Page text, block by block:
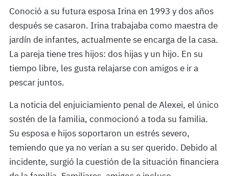
Conoció a su futura esposa Irina en 1993 y dos años
después se casaron. Irina trabajaba como maestra de
jardín de infantes, actualmente se encarga de la casa.
La pareja tiene tres hijos: dos hijas y un hijo. En su
tiempo libre, les gusta relajarse con amigos e ir a
pescar juntos.
La noticia del enjuiciamiento penal de Alexei, el único
sostén de la familia, conmocionó a toda su familia.
Su esposa e hijos soportaron un estrés severo,
temiendo que ya no verían a su ser querido. Debido al
incidente, surgió la cuestión de la situación financiera